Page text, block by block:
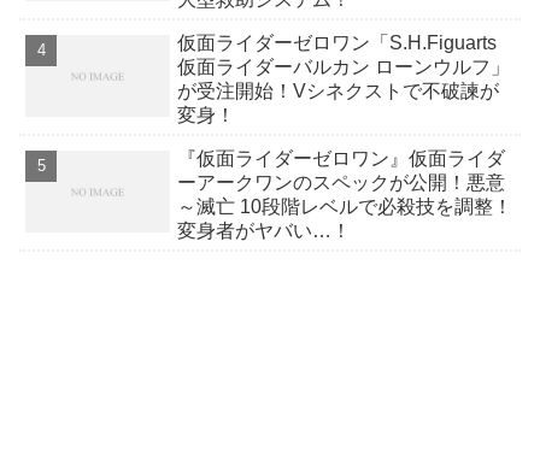
仮面ライダーゼロワン「S.H.Figuarts
仮面ライダーバルカン ローンウルフ」
が受注開始！Vシネクストで不破諫が
変身！
『仮面ライダーゼロワン』仮面ライダ
ーアークワンのスペックが公開！悪意
～滅亡 10段階レベルで必殺技を調整！
変身者がヤバい…！